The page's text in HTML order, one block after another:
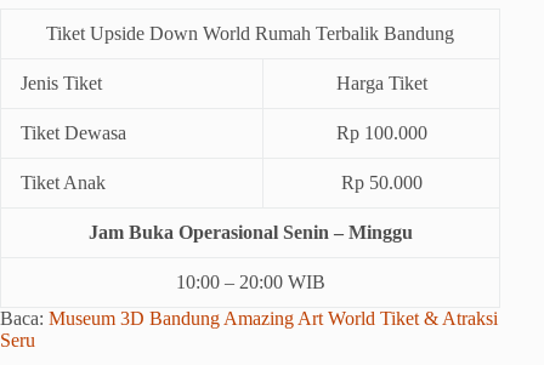
Tiket Upside Down World Rumah Terbalik Bandung
Jenis Tiket Harga Tiket
Tiket Dewasa Rp 100.000
Tiket Anak Rp 50.000
Jam Buka Operasional Senin – Minggu
10:00 – 20:00 WIB
Baca: Museum 3D Bandung Amazing Art World Tiket & Atraksi
Seru